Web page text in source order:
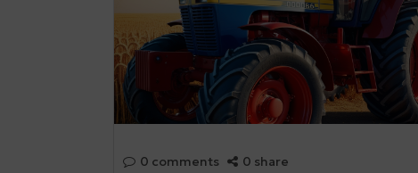
0 comments
0 share